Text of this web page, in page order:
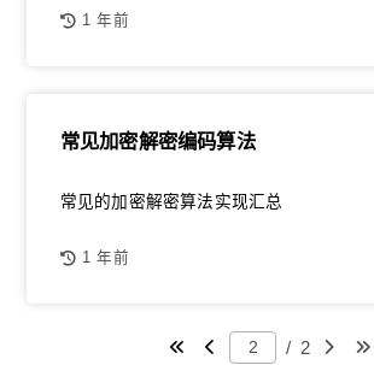
1 年前
常见加密解密编码算法
常见的加密解密算法实现汇总
1 年前
/ 2